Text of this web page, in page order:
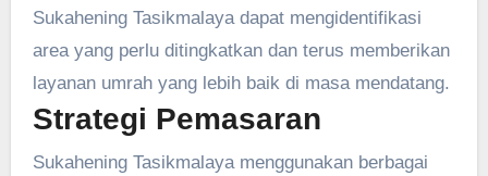
Sukahening Tasikmalaya dapat mengidentifikasi
area yang perlu ditingkatkan dan terus memberikan
layanan umrah yang lebih baik di masa mendatang.
Strategi Pemasaran
Sukahening Tasikmalaya menggunakan berbagai